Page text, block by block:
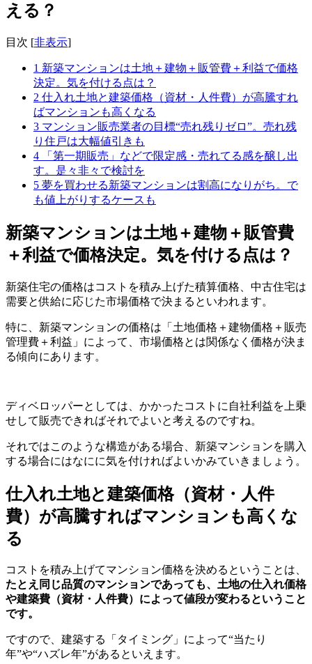
える？
目次 [非表示]
1 新築マンションは土地＋建物＋販管費＋利益で価格
決定。気を付ける点は？
2 仕入れ土地と建築価格（資材・人件費）が高騰すれ
ばマンションも高くなる
3 マンション販売業者の目標“売れ残りゼロ”。売れ残
り住戸は大幅値引きも
4 「第一期販売」などで限定感・売れてる感を醸し出
す。是々非々で検討を
5 夢を買わせる新築マンションは割高になりがち。で
も値上がりするケースも
新築マンションは土地＋建物＋販管費
＋利益で価格決定。気を付ける点は？
新築住宅の価格はコストを積み上げた積算価格、中古住宅は
需要と供給に応じた市場価格で決まるといわれます。
特に、新築マンションの価格は「土地価格＋建物価格＋販売
管理費＋利益」によって、市場価格とは関係なく価格が決ま
る傾向にあります。
ディベロッパーとしては、かかったコストに自社利益を上乗
せして販売できればそれでよいと考えるのですね。
それではこのような構造がある場合、新築マンションを購入
する場合にはなにに気を付ければよいかみていきましょう。
仕入れ土地と建築価格（資材・人件
費）が高騰すればマンションも高くな
る
コストを積み上げてマンション価格を決めるということは、
たとえ同じ品質のマンションであっても、土地の仕入れ価格
や建築費（資材・人件費）によって値段が変わるということ
です。
ですので、建築する「タイミング」によって“当たり
年”や“ハズレ年”があるといえます。